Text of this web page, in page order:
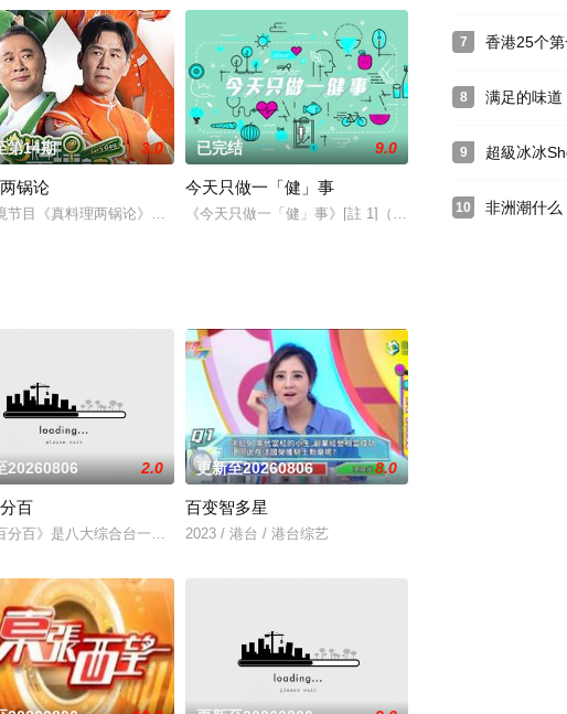
了目標揮灑汗水，展示雄性力量，
不少可更改對愛情憧憬、認知的「環境因素」，也會隨着年齡變更、網
第14期 3.0
锅论
节目《真料理两锅论》由邰智源、罗时丰、黄镫辉、KID 林柏昇、温妮、丘涵共同主持。
已完结 9.0
今天只做一「健」事
《今天只做一「健」事》[註 1]（英文：A Daily Dose of
势回归！以女性出发点的节目议题，聚焦女性的职场与生活感受
20260806 2.0
百
分百》是八大综合台一档娱乐新闻节目，每天报道最新的娱乐新闻，节目还会请嘉宾现场
更新至20260806 8.0
百变智多星
2023 / 港台 / 港台综艺
7 香港25个
8 满足的味道
9 超級冰冰
10 非洲潮什么